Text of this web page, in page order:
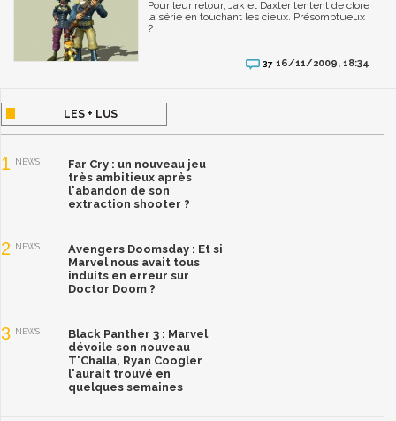
Pour leur retour, Jak et Daxter tentent de clore
la série en touchant les cieux. Présomptueux
?
37 16/11/2009, 18:34
LES + LUS
1 NEWS
Far Cry : un nouveau jeu
très ambitieux après
l'abandon de son
extraction shooter ?
2 NEWS
Avengers Doomsday : Et si
Marvel nous avait tous
induits en erreur sur
Doctor Doom ?
3 NEWS
Black Panther 3 : Marvel
dévoile son nouveau
T'Challa, Ryan Coogler
l'aurait trouvé en
quelques semaines